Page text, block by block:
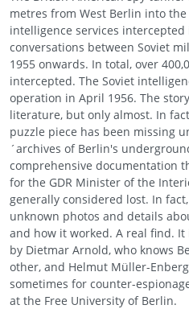
metres from West Berlin into the
intelligence services
conversations between Soviet
1955 onwards. In total, over
intercepted. The Soviet
operation in April 1956. The
literature, but only almost. In
puzzle piece has been missing
´archives of Berlin's
comprehensive documentation
for the GDR Minister of the
generally considered lost. In
unknown photos and details
and how it worked. A real find.
by Dietmar Arnold, who knows
other, and Helmut Müller-
sometimes for counter-
at the Free University of Berlin.